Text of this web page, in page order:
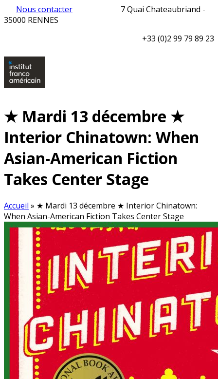
Nous contacter
7 Quai Chateaubriand -
35000 RENNES
+33 (0)2 99 79 89 23
★ Mardi 13 décembre ★
Interior Chinatown: When
Asian-American Fiction
Takes Center Stage
Accueil » ★ Mardi 13 décembre ★ Interior Chinatown:
When Asian-American Fiction Takes Center Stage